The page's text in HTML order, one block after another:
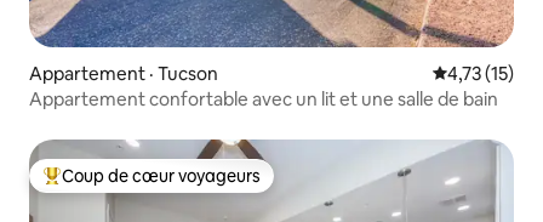
Appartement · Tucson Note
4,73 (15)
Appartement confortable avec un lit et une salle de bain
Coup de cœur voyageurs parmi les plus aimés
Coup de cœur voyageurs